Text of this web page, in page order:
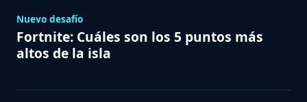
Nuevo desafío
Fortnite: Cuáles son los 5 puntos más
altos de la isla